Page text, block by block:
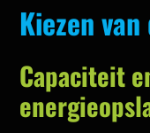
Kiezen
Capaciteit